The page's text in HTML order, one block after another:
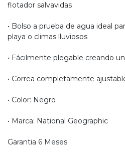
flotador salvavidas
• Bolso a prueba de agua ideal
playa o climas lluviosos
• Fácilmente plegable creando
• Correa completamente
• Color: Negro
• Marca: National Geographic
Garantia 6 Meses